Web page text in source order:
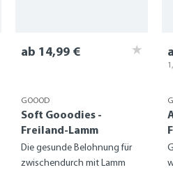
GOOOD
Soft Gooodies -
Freiland-Lamm
Die gesunde Belohnung für
zwischendurch mit Lamm
ab 14,99 €